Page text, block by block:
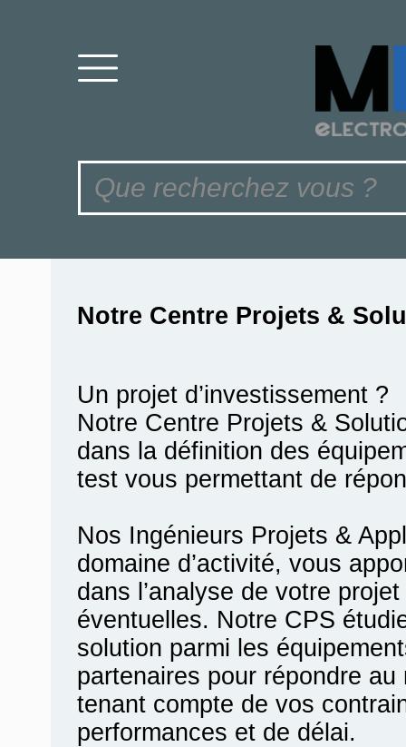
Notre Centre Projets &
Un projet d’investissement ?
Notre Centre Projets &
dans la définition des
test vous permettant de
Nos Ingénieurs Projets &
domaine d’activité, vous
dans l’analyse de votre
éventuelles. Notre CPS
solution parmi les
partenaires pour répondre
tenant compte de vos
performances et de délai.